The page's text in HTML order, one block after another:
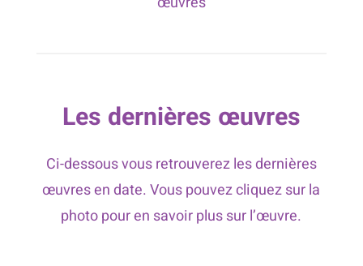
Les dernières œuvres
Ci-dessous vous retrouverez les dernières
œuvres en date. Vous pouvez cliquez sur la
photo pour en savoir plus sur l’œuvre.